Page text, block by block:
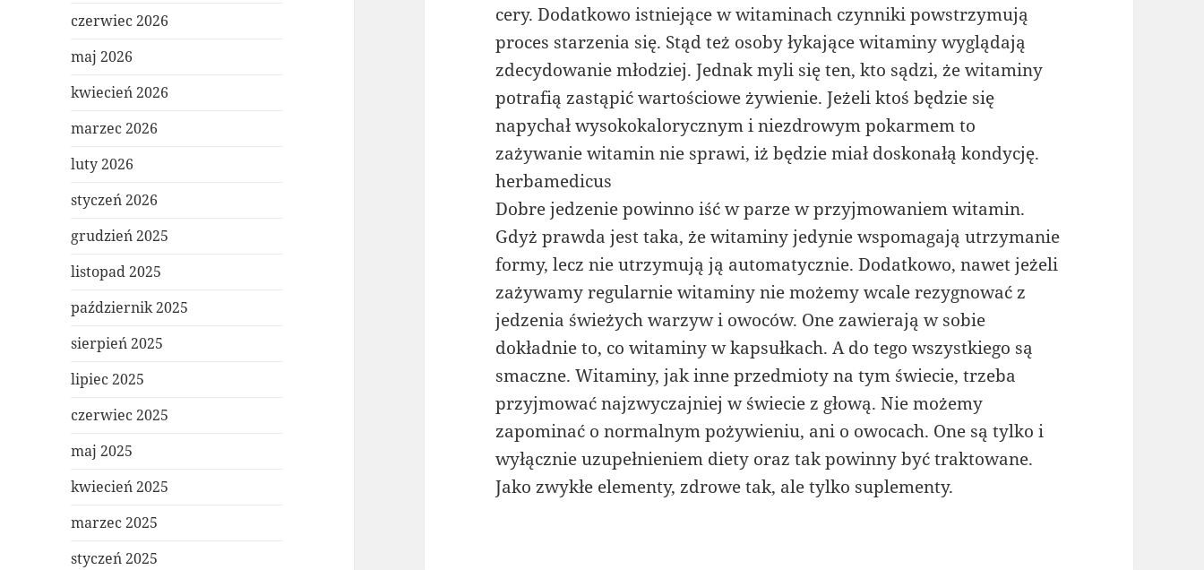
czerwiec 2026
maj 2026
kwiecień 2026
marzec 2026
luty 2026
styczeń 2026
grudzień 2025
listopad 2025
październik 2025
sierpień 2025
lipiec 2025
czerwiec 2025
maj 2025
kwiecień 2025
marzec 2025
styczeń 2025
cery. Dodatkowo istniejące w witaminach czynniki powstrzymują
proces starzenia się. Stąd też osoby łykające witaminy wyglądają
zdecydowanie młodziej. Jednak myli się ten, kto sądzi, że witaminy
potrafią zastąpić wartościowe żywienie. Jeżeli ktoś będzie się
napychał wysokokalorycznym i niezdrowym pokarmem to
zażywanie witamin nie sprawi, iż będzie miał doskonałą kondycję.
herbamedicus
Dobre jedzenie powinno iść w parze w przyjmowaniem witamin.
Gdyż prawda jest taka, że witaminy jedynie wspomagają utrzymanie
formy, lecz nie utrzymują ją automatycznie. Dodatkowo, nawet jeżeli
zażywamy regularnie witaminy nie możemy wcale rezygnować z
jedzenia świeżych warzyw i owoców. One zawierają w sobie
dokładnie to, co witaminy w kapsułkach. A do tego wszystkiego są
smaczne. Witaminy, jak inne przedmioty na tym świecie, trzeba
przyjmować najzwyczajniej w świecie z głową. Nie możemy
zapominać o normalnym pożywieniu, ani o owocach. One są tylko i
wyłącznie uzupełnieniem diety oraz tak powinny być traktowane.
Jako zwykłe elementy, zdrowe tak, ale tylko suplementy.